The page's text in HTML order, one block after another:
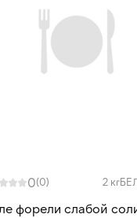
0(0) 2 кг
форели слабой